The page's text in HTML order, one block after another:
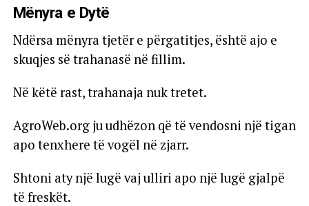
Mënyra e Dytë
Ndërsa mënyra tjetër e përgatitjes, është ajo e
skuqjes së trahanasë në fillim.
Në këtë rast, trahanaja nuk tretet.
AgroWeb.org ju udhëzon që të vendosni një tigan
apo tenxhere të vogël në zjarr.
Shtoni aty një lugë vaj ulliri apo një lugë gjalpë
të freskët.